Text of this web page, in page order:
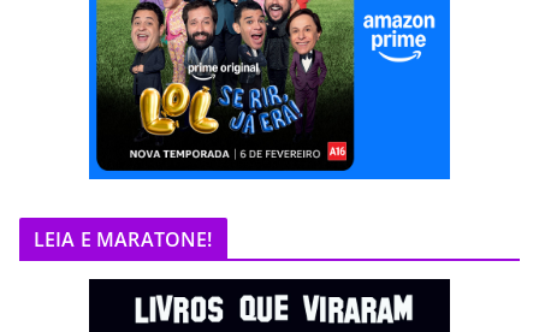
LEIA E MARATONE!